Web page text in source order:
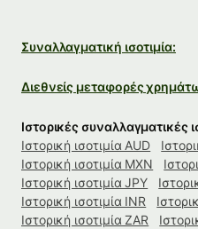
Συναλλαγματική ισοτιμία:
Διεθνείς μεταφορές
Ιστορικές συναλλαγματικές
Ιστορική ισοτιμία AUD
Ιστορική ισοτιμία MXN
Ιστορική ισοτιμία JPY
Ιστορική ισοτιμία INR
Ιστορική ισοτιμία ZAR